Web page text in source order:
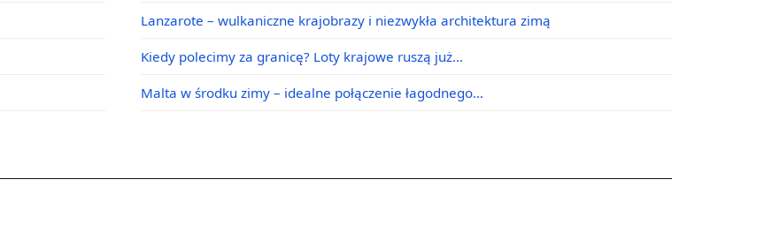
Lanzarote – wulkaniczne krajobrazy i niezwykła architektura zimą
Kiedy polecimy za granicę? Loty krajowe ruszą już…
Malta w środku zimy – idealne połączenie łagodnego…